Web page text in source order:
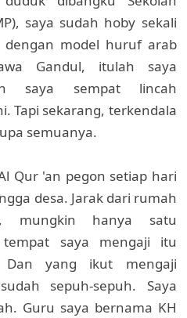
saya sudah hoby sekali
model huruf arab
Gandul, itulah saya
saya sempat lincah
Tapi sekarang, terkendala
semuanya.
Qur 'an pegon setiap hari
desa. Jarak dari rumah
mungkin hanya satu
tempat saya mengaji itu
Dan yang ikut mengaji
sepuh-sepuh. Saya
Guru saya bernama KH